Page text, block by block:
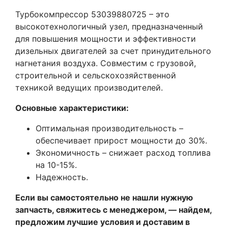
Турбокомпрессор 53039880725 – это
высокотехнологичный узел, предназначенный
для повышения мощности и эффективности
дизельных двигателей за счет принудительного
нагнетания воздуха. Совместим с грузовой,
строительной и сельскохозяйственной
техникой ведущих производителей.
Основные характеристики:
Оптимальная производительность –
обеспечивает прирост мощности до 30%.
Экономичность – снижает расход топлива
на 10-15%.
Надежность.
Если вы самостоятельно не нашли нужную
запчасть, свяжитесь с менеджером, — найдем,
предложим лучшие условия и доставим в